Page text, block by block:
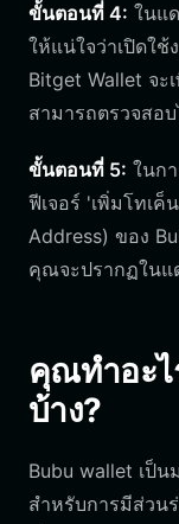
ขั้นตอนที่ 4: ในแ
ให้แน่ใจว่าเปิดใ
Bitget Wallet จ
สามารถตรวจสอ
ขั้นตอนที่ 5: ในก
ฟีเจอร์ 'เพิ่มโทเ
Address) ของ
คุณจะปรากฏในแ
คุณทำอะไ
บ้าง?
Bubu wallet เป็
สำหรับการมีส่วน